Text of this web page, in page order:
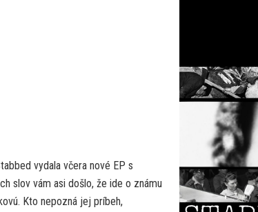
vydala včera nové EP s
slov vám asi došlo, že ide o známu
Kto nepozná jej príbeh,